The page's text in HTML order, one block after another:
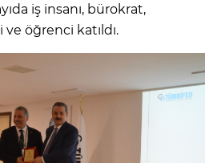
iş insanı, bürokrat,
öğrenci katıldı.